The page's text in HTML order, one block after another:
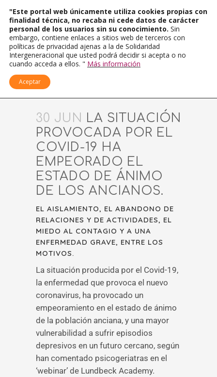
30 JUN LA SITUACIÓN
PROVOCADA POR EL
COVID-19 HA
EMPEORADO EL
ESTADO DE ÁNIMO
DE LOS ANCIANOS.
EL AISLAMIENTO, EL ABANDONO DE
RELACIONES Y DE ACTIVIDADES, EL
MIEDO AL CONTAGIO Y A UNA
ENFERMEDAD GRAVE, ENTRE LOS
MOTIVOS.
La situación producida por el Covid-19,
la enfermedad que provoca el nuevo
coronavirus, ha provocado un
empeoramiento en el estado de ánimo
de la población anciana, y una mayor
vulnerabilidad a sufrir episodios
depresivos en un futuro cercano, según
han comentado psicogeriatras en el
‘webinar’ de Lundbeck Academy.
"Este portal web únicamente utiliza cookies propias con
finalidad técnica, no recaba ni cede datos de carácter
personal de los usuarios sin su conocimiento. Sin
embargo, contiene enlaces a sitios web de terceros con
políticas de privacidad ajenas a la de Solidaridad
Intergeneracional que usted podrá decidir si acepta o no
cuando acceda a ellos. " Más información
Aceptar